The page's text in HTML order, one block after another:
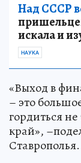
Над СССР
искала и
НАУКА
«Выход в
– это
гордиться
край»,
Ставрополья.